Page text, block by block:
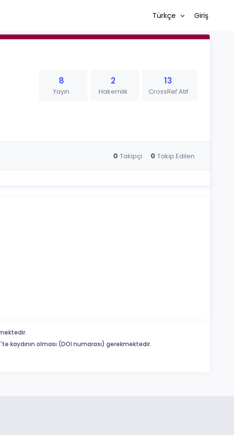
Türkçe Giriş
8
Yayın
2
Hakemlik
13
CrossRef Atıf
0 Takipçi 0 Takip Edilen
kaydının olması (DOI numarası) gerekmektedir.